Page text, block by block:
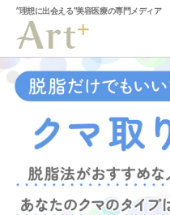
”理想に出会える”美容医療の専門メディア